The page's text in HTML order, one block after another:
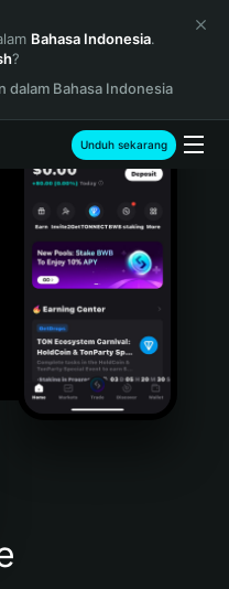
Bahasa Indonesia.
?
dalam Bahasa Indonesia
Unduh sekarang